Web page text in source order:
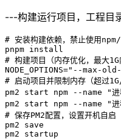
---构建运行项目，工程目
# 安装构建依赖，禁止使用
pnpm install
# 构建项目（内存优化，最大1G
NODE_OPTIONS="--max-
# 启动项目并限制内存（超过
pm2 start npm --name "
pm2 start npm --name "
# 保存PM2配置，设置开机自启
pm2 save
pm2 startup